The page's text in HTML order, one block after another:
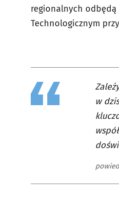
regionalnych odbędą
Technologicznym
w